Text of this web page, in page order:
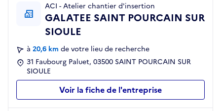
ACI - Atelier chantier d'insertion
GALATEE SAINT POURCAIN SUR
SIOULE
à 20,6 km de votre lieu de recherche
31 Faubourg Paluet, 03500 SAINT POURCAIN SUR
SIOULE
Voir la fiche de l'entreprise